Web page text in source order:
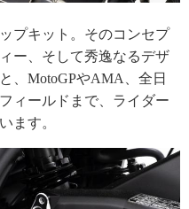
プキット。そのコンセプ
ー、そして秀逸なるデザ
、MotoGPやAMA、全日
ィールドまで、ライダー
ます。